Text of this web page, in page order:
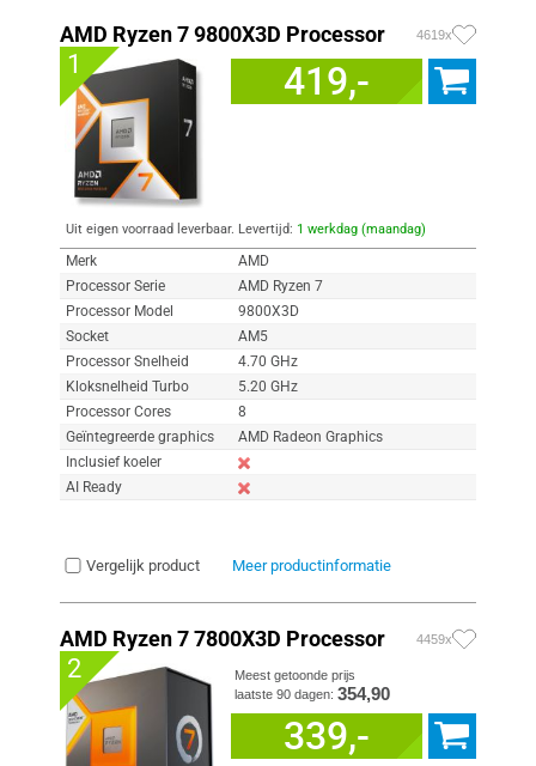
AMD Ryzen 7 9800X3D Processor 4619x
1 419,-
Uit eigen voorraad leverbaar. Levertijd: 1 werkdag (maandag)
Merk
AMD
Processor Serie
AMD Ryzen 7
Processor Model
9800X3D
Socket
AM5
Processor Snelheid
4.70 GHz
Kloksnelheid Turbo
5.20 GHz
Processor Cores
8
Geïntegreerde graphics
AMD Radeon Graphics
Inclusief koeler
AI Ready
Vergelijk product Meer productinformatie
AMD Ryzen 7 7800X3D Processor 4459x
2
Meest getoonde prijs
laatste 90 dagen: 354,90
339,-